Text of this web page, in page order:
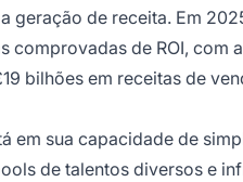
geração de receita. Em
de ROI, com
bilhões em receitas de
em sua capacidade de
de talentos diversos e